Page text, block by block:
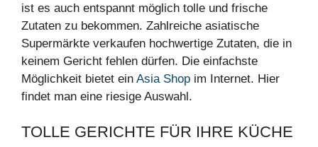
ist es auch entspannt möglich tolle und frische
Zutaten zu bekommen. Zahlreiche asiatische
Supermärkte verkaufen hochwertige Zutaten, die in
keinem Gericht fehlen dürfen. Die einfachste
Möglichkeit bietet ein Asia Shop im Internet. Hier
findet man eine riesige Auswahl.
TOLLE GERICHTE FÜR IHRE KÜCHE